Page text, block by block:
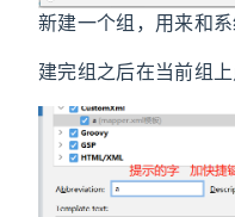
新建一个组，用来和
建完组之后在当前组